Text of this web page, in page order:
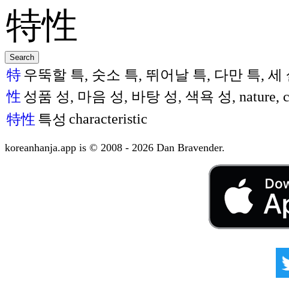
特우뚝할 특, 숫소 특, 뛰어날 특, 다만 특, 세
性 성품 성, 마음 성, 바탕 성, 색욕 성, nature,
特性 특성 characteristic
koreanhanja.app is © 2008 - 2026 Dan Bravender.